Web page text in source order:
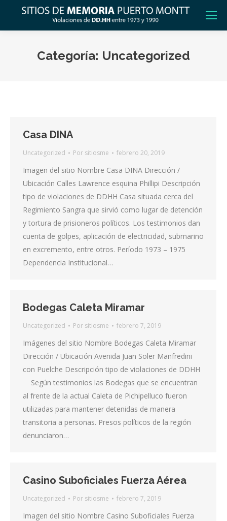
Categoría: Uncategorized
Casa DINA
Uncategorized Por sitiosme febrero 20, 2019
Imagen del sitio Nombre Casa DINA Dirección /
Ubicación Calles Lawrence esquina Phillipi Descripción
tipo de violaciones de DDHH Casa situada cerca del
Regimiento Sangra que sirvió como lugar de detención
y tortura de prisioneros políticos. Los testimonios dan
cuenta de golpes, aplicación de electricidad, submarino
en excremento, entre otros. Período 1973 – 1975
Dependencia Institucional…
Bodegas Caleta Miramar
Uncategorized Por sitiosme febrero 7, 2019
Imágenes del sitio Nombre Bodegas Caleta Miramar
Dirección / Ubicación Avenida Juan Soler Manfredini
con Puelche Descripción tipo de violaciones de DDHH
Según testimonios las Bodegas que se encuentran
al frente de la actual Caleta de Pichipelluco fueron
utilizadas para mantener detenidas de manera
transitoria a personas. Presos políticos de la región
denunciaron…
Casino Suboficiales Fuerza Aérea
Uncategorized Por sitiosme febrero 7, 2019
Imagen del sitio Nombre Casino Suboficiales Fuerza